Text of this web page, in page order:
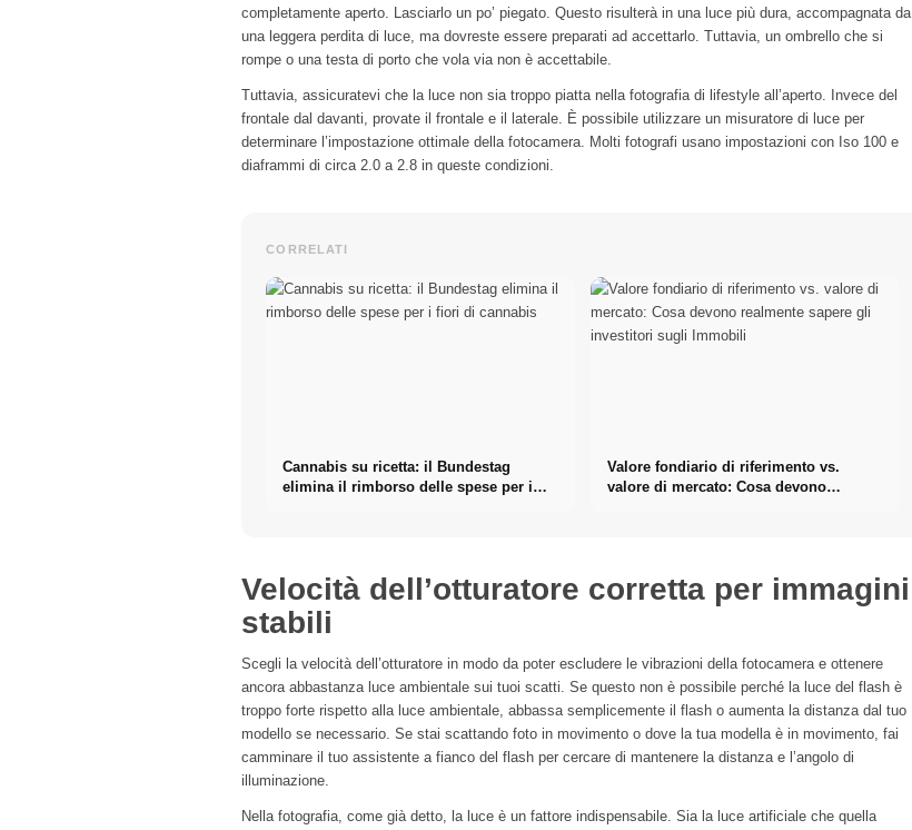
completamente aperto. Lasciarlo un po’ piegato. Questo risulterà in una luce più dura, accompagnata da
una leggera perdita di luce, ma dovreste essere preparati ad accettarlo. Tuttavia, un ombrello che si
rompe o una testa di porto che vola via non è accettabile.
Tuttavia, assicuratevi che la luce non sia troppo piatta nella fotografia di lifestyle all’aperto. Invece del
frontale dal davanti, provate il frontale e il laterale. È possibile utilizzare un misuratore di luce per
determinare l’impostazione ottimale della fotocamera. Molti fotografi usano impostazioni con Iso 100 e
diaframmi di circa 2.0 a 2.8 in queste condizioni.
CORRELATI
Cannabis su ricetta: il Bundestag
elimina il rimborso delle spese per i
Valore fondiario di riferimento vs.
valore di mercato: Cosa devono
Velocità dell’otturatore corretta per immagini
stabili
Scegli la velocità dell’otturatore in modo da poter escludere le vibrazioni della fotocamera e ottenere
ancora abbastanza luce ambientale sui tuoi scatti. Se questo non è possibile perché la luce del flash è
troppo forte rispetto alla luce ambientale, abbassa semplicemente il flash o aumenta la distanza dal tuo
modello se necessario. Se stai scattando foto in movimento o dove la tua modella è in movimento, fai
camminare il tuo assistente a fianco del flash per cercare di mantenere la distanza e l’angolo di
illuminazione.
Nella fotografia, come già detto, la luce è un fattore indispensabile. Sia la luce artificiale che quella